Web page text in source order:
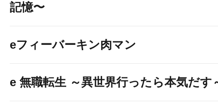
入場抽選締め切
記憶〜
eフィーバーキン肉マン
e 無職転生 ～異世界行ったら本気だす